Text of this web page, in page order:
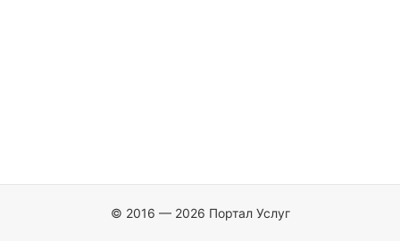
© 2016 — 2026 Портал Услуг